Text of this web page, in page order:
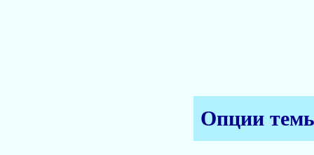
Опции